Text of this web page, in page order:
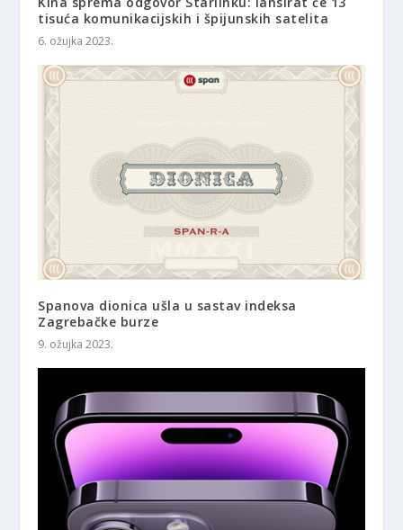
tisuća komunikacijskih i špijunskih satelita
6. ožujka 2023.
Spanova dionica ušla u sastav indeksa
Zagrebačke burze
9. ožujka 2023.